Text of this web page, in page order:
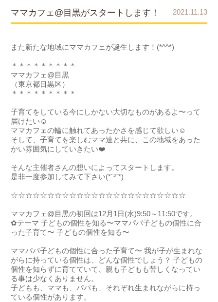
2021.11.13
ママカフェ@目黒がスタートします！
また新たな地域にママカフェが誕生します！(*^^*)
＊＊＊＊＊＊＊＊＊
ママカフェ@目黒
（東京都目黒区）
＊＊＊＊＊＊＊＊＊
子育てをしている今にしかない大切なものがあるよ〜って
届けたい☺️
ママカフェの輪に触れてあったかさを感じて欲しい☺️
そして、子育てを楽しむママ達と共に、この地域をあった
かい雰囲気にしていきたい❤️
そんな主催者さんの想いによってスタートします。
是非一度参加してみて下さい(*´³`*)
☆☆☆☆☆☆☆☆☆☆☆☆☆☆☆☆☆☆☆☆☆☆☆☆
ママカフェ@目黒の初回は12月1日(水)9:50～11:50です。
✿テーマ 子どもの個性を知る〜ママパパ子どもの個性に合
った子育て〜 子どもの個性を知る〜
ママパパ子どもの個性に合った子育て〜 我が子が生まれな
がらに持っている個性は、どんな個性でしょう？ 子どもの
個性を知らずに育てていて、親も子どもも苦しくなってい
る事は少なくありません。
子どもも、ママも、パパも、それぞれ生まれながらに持っ
ている個性があります。